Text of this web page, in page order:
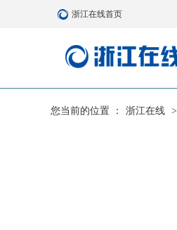
浙江在线首页
您当前的位置 ： 浙江在线 >